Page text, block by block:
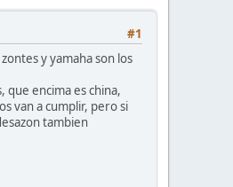
#1
y yamaha son los
que encima es china,
van a cumplir, pero si
tambien